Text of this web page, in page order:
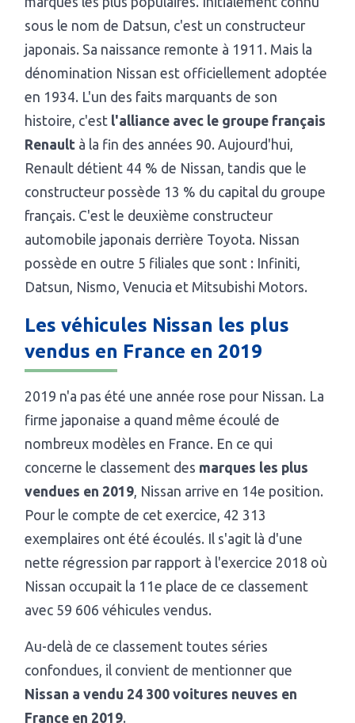
sous le nom de Datsun, c'est un constructeur
japonais. Sa naissance remonte à 1911. Mais la
dénomination Nissan est officiellement adoptée
en 1934. L'un des faits marquants de son
histoire, c'est l'alliance avec le groupe français
Renault à la fin des années 90. Aujourd'hui,
Renault détient 44 % de Nissan, tandis que le
constructeur possède 13 % du capital du groupe
français. C'est le deuxième constructeur
automobile japonais derrière Toyota. Nissan
possède en outre 5 filiales que sont : Infiniti,
Datsun, Nismo, Venucia et Mitsubishi Motors.
Les véhicules Nissan les plus
vendus en France en 2019
2019 n'a pas été une année rose pour Nissan. La
firme japonaise a quand même écoulé de
nombreux modèles en France. En ce qui
concerne le classement des marques les plus
vendues en 2019, Nissan arrive en 14e position.
Pour le compte de cet exercice, 42 313
exemplaires ont été écoulés. Il s'agit là d'une
nette régression par rapport à l'exercice 2018 où
Nissan occupait la 11e place de ce classement
avec 59 606 véhicules vendus.
Au-delà de ce classement toutes séries
confondues, il convient de mentionner que
Nissan a vendu 24 300 voitures neuves en
France en 2019.